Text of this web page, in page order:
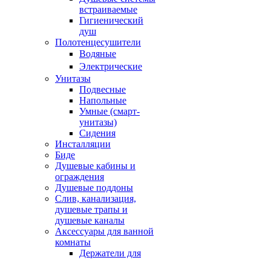
встраиваемые
Гигиенический
душ
Полотенцесушители
ㅤВодяные
ㅤЭлектрические
Унитазы
Подвесные
Напольные
Умные (смарт-
унитазы)
Сидения
Инсталляции
Биде
Душевые кабины и
ограждения
Душевые поддоны
Слив, канализация,
душевые трапы и
душевые каналы
Аксессуары для ванной
комнаты
Держатели для